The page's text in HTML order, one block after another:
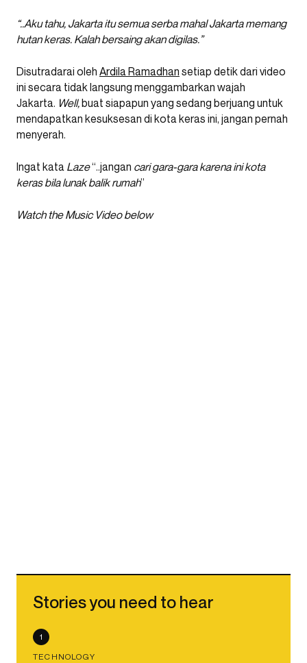
“..Aku tahu, Jakarta itu semua serba mahal Jakarta memang
hutan keras. Kalah bersaing akan digilas.”
Disutradarai oleh Ardila Ramadhan setiap detik dari video
ini secara tidak langsung menggambarkan wajah
Jakarta. Well,buat siapapun yang sedang berjuang untuk
mendapatkan kesuksesan di kota keras ini, jangan pernah
menyerah.
Ingat kata Laze“..jangan cari gara-gara karena ini kota
keras bila lunak balik rumah”
Watch the Music Video below
Stories you need to hear
1
TECHNOLOGY